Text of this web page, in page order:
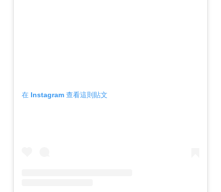
在 Instagram 查看這則貼文